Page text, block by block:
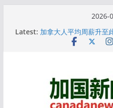
2026-
Latest: 个月
加拿大人平均周薪升至
特鲁多半裸与水果姐海
更多名校恢复SAT 考